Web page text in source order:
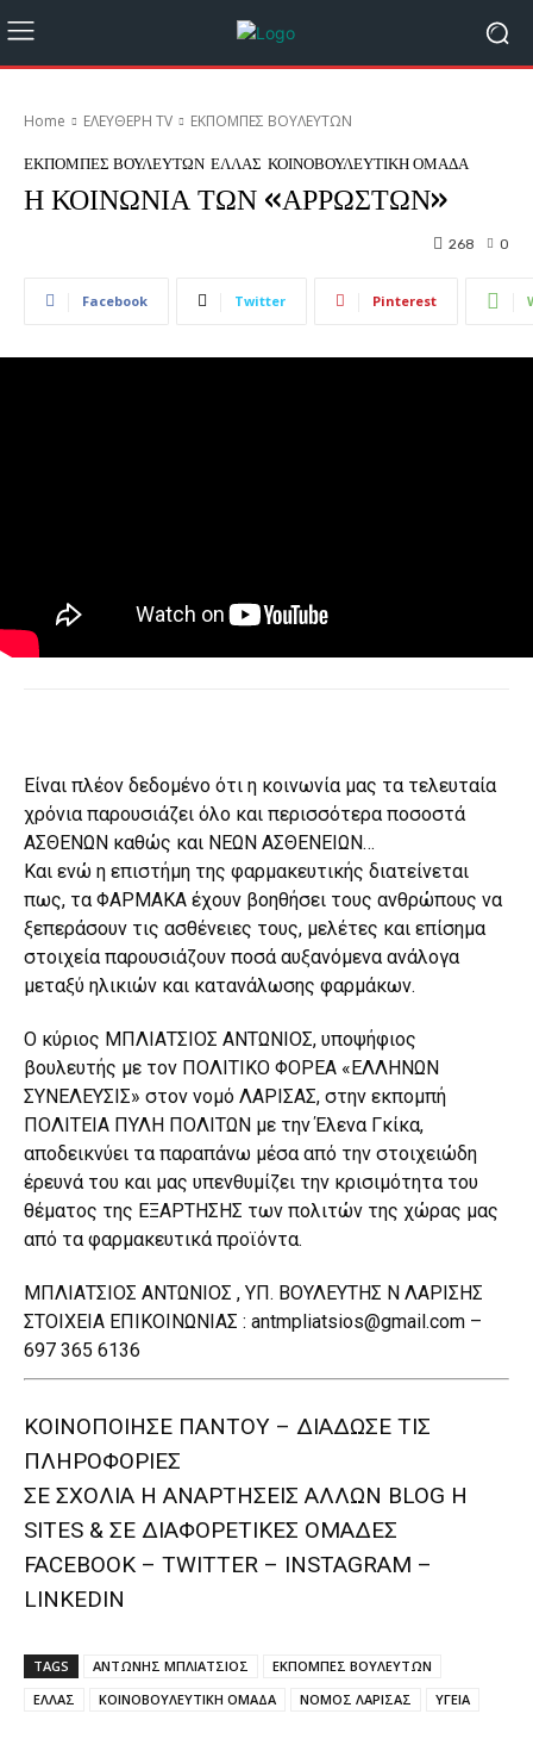
Home ΕΛΕΥΘΕΡΗ ΤV ΕΚΠΟΜΠΕΣ ΒΟΥΛΕΥΤΩΝ
ΕΚΠΟΜΠΕΣ ΒΟΥΛΕΥΤΩΝ ΕΛΛΑΣ ΚΟΙΝΟΒΟΥΛΕΥΤΙΚΗ ΟΜΑΔΑ
Η ΚΟΙΝΩΝΙΑ ΤΩΝ «ΑΡΡΩΣΤΩΝ»
0
268
Facebook Twitter Pinterest
Είναι πλέον δεδομένο ότι η κοινωνία μας τα τελευταία
χρόνια παρουσιάζει όλο και περισσότερα ποσοστά
ΑΣΘΕΝΩΝ καθώς και ΝΕΩΝ ΑΣΘΕΝΕΙΩΝ…
Και ενώ η επιστήμη της φαρμακευτικής διατείνεται
πως, τα ΦΑΡΜΑΚΑ έχουν βοηθήσει τους ανθρώπους να
ξεπεράσουν τις ασθένειες τους, μελέτες και επίσημα
στοιχεία παρουσιάζουν ποσά αυξανόμενα ανάλογα
μεταξύ ηλικιών και κατανάλωσης φαρμάκων.
Ο κύριος ΜΠΛΙΑΤΣΙΟΣ ΑΝΤΩΝΙΟΣ, υποψήφιος
βουλευτής με τον ΠΟΛΙΤΙΚΟ ΦΟΡΕΑ «ΕΛΛΗΝΩΝ
ΣΥΝΕΛΕΥΣΙΣ» στον νομό ΛΑΡΙΣΑΣ, στην εκπομπή
ΠΟΛΙΤΕΙΑ ΠΥΛΗ ΠΟΛΙΤΩΝ με την Έλενα Γκίκα,
αποδεικνύει τα παραπάνω μέσα από την στοιχειώδη
έρευνά του και μας υπενθυμίζει την κρισιμότητα του
θέματος της ΕΞΑΡΤΗΣΗΣ των πολιτών της χώρας μας
από τα φαρμακευτικά προϊόντα.
ΜΠΛΙΑΤΣΙΟΣ ΑΝΤΩΝΙΟΣ , ΥΠ. ΒΟΥΛΕΥΤΗΣ Ν ΛΑΡΙΣΗΣ
ΣΤΟΙΧΕΙΑ ΕΠΙΚΟΙΝΩΝΙΑΣ : antmpliatsios@gmail.com –
697 365 6136
ΚΟΙΝΟΠΟΙΗΣΕ ΠΑΝΤΟΥ – ΔΙΑΔΩΣΕ ΤΙΣ
ΠΛΗΡΟΦΟΡΙΕΣ
ΣΕ ΣΧΟΛΙΑ H ΑΝAΡΤΗΣΕΙΣ ΑΛΛΩΝ BLOG H
SITES & ΣΕ ΔΙΑΦΟΡΕTIKEΣ ΟΜΑΔΕΣ
FACEBOOK – TWITTER – INSTAGRAM –
LINKEDIN
TAGS ΑΝΤΩΝΗΣ ΜΠΛΙΑΤΣΙΟΣ
ΕΚΠΟΜΠΕΣ ΒΟΥΛΕΥΤΩΝ
ΕΛΛΑΣ
ΚΟΙΝΟΒΟΥΛΕΥΤΙΚΗ ΟΜΑΔΑ ΝΟΜΟΣ ΛΑΡΙΣΑΣ ΥΓΕΙΑ